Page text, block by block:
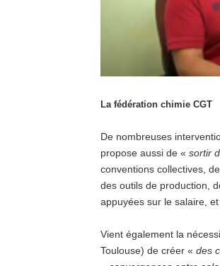
La fédération chimie CGT
De nombreuses
propose aussi de « sortir
conventions collectives,
des outils de production,
appuyées sur le salaire, et
Vient également la
Toulouse) de créer « des